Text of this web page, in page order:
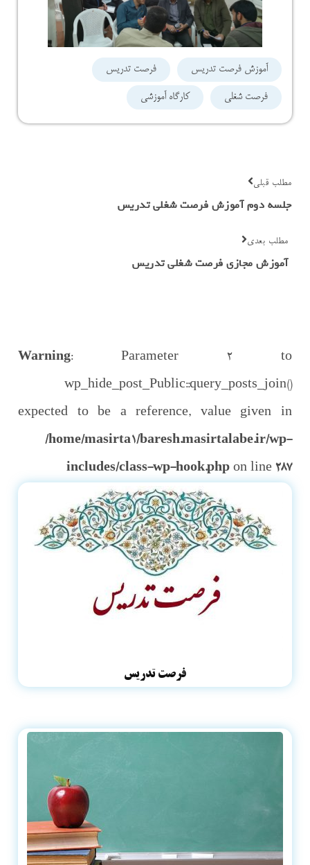
آموزش فرصت تدریس فرصت تدریس
فرصت شغلی کارگاه آموزشی
مطلب قبلی
جلسه دوم آموزش فرصت شغلی تدریس
مطلب بعدی
آموزش مجازی فرصت شغلی تدریس
Warning: Parameter 2 to
wp_hide_post_Public::query_posts_join()
expected to be a reference, value given in
/home/masirta1/baresh.masirtalabe.ir/wp-
includes/class-wp-hook.phpon line 287
فرصت تدریس